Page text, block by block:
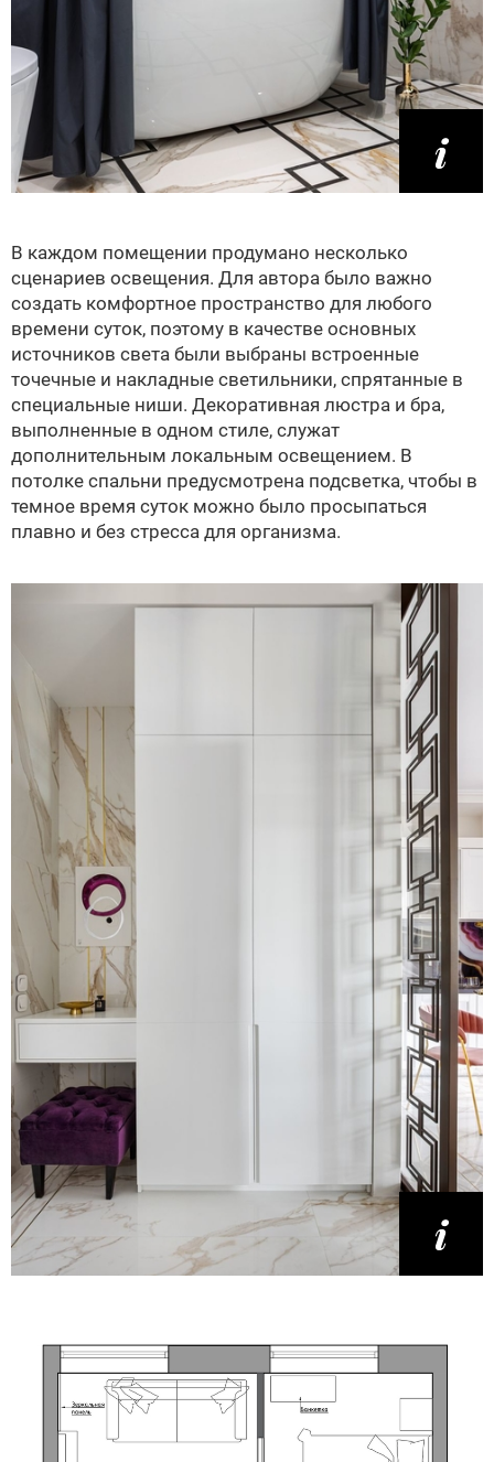
В каждом помещении продумано несколько
сценариев освещения. Для автора было важно
создать комфортное пространство для любого
времени суток, поэтому в качестве основных
источников света были выбраны встроенные
точечные и накладные светильники, спрятанные в
специальные ниши. Декоративная люстра и бра,
выполненные в одном стиле, служат
дополнительным локальным освещением. В
потолке спальни предусмотрена подсветка, чтобы в
темное время суток можно было просыпаться
плавно и без стресса для организма.